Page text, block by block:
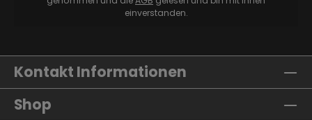
einverstanden.
Kontakt Informationen
Shop